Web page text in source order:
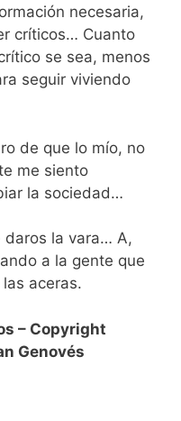
necesaria,
críticos… Cuanto
se sea, menos
seguir viviendo
de que lo mío, no
me siento
la sociedad…
daros la vara… A,
a la gente que
aceras.
– Copyright
Genovés